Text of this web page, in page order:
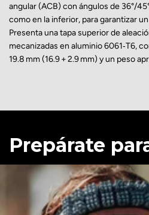
angular (ACB) con ángulos de 36°/
como en la inferior, para garantizar
Presenta una tapa superior de
mecanizadas en aluminio 6061‑T6,
19.8 mm (16.9 + 2.9 mm) y un peso
Prepárate